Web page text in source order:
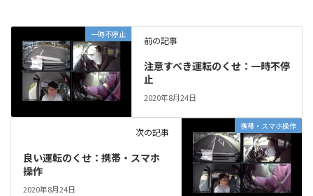
一時不停止
前の記事
注意すべき運転のくせ：一時不停
止
2020年8月24日
携帯・スマホ操作
次の記事
良い運転のくせ：携帯・スマホ
操作
2020年8月24日